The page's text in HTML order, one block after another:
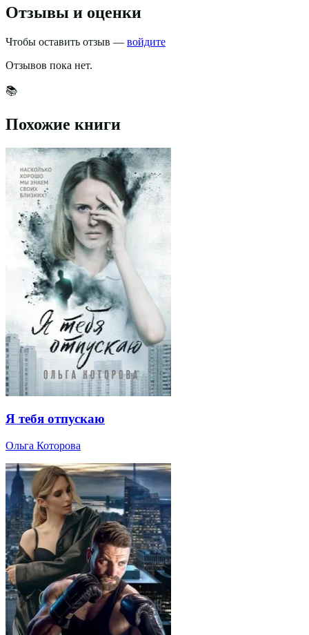
Отзывы и оценки
Чтобы оставить отзыв — войдите
Отзывов пока нет.
📚
Похожие книги
Я тебя отпускаю
Ольга Которова